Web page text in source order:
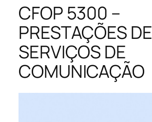
CFOP 5300 –
PRESTAÇÕES DE
SERVIÇOS DE
COMUNICAÇÃO